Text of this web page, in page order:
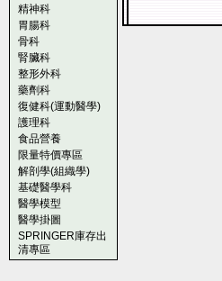
精神科
胃腸科
骨科
腎臟科
整形外科
藥劑科
復健科(運動醫學)
護理科
食品營養
限量特價專區
解剖學(組織學)
基礎醫學科
醫學模型
醫學掛圖
SPRINGER庫存出
清專區